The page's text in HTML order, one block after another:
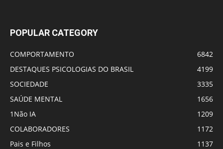
POPULAR CATEGORY
COMPORTAMENTO
6842
DESTAQUES PSICOLOGIAS DO BRASIL
4199
SOCIEDADE
3335
SAÚDE MENTAL
1656
1Não IA
1209
COLABORADORES
1172
Pais e Filhos
1137